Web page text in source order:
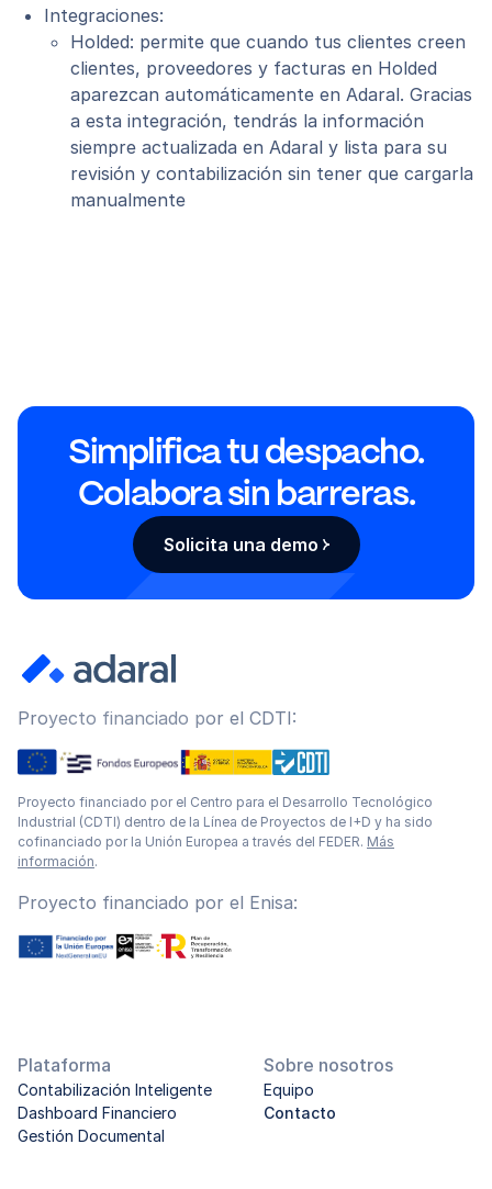
Integraciones:
Holded: permite que cuando tus clientes creen
clientes, proveedores y facturas en Holded
aparezcan automáticamente en Adaral. Gracias
a esta integración, tendrás la información
siempre actualizada en Adaral y lista para su
revisión y contabilización sin tener que cargarla
manualmente
Simplifica tu despacho.
Colabora sin barreras.
Solicita una demo
Proyecto financiado por el CDTI:
Proyecto financiado por el Centro para el Desarrollo Tecnológico
Industrial (CDTI) dentro de la Línea de Proyectos de I+D y ha sido
cofinanciado por la Unión Europea a través del FEDER. Más
información.
Proyecto financiado por el Enisa:
Plataforma
Contabilización Inteligente
Dashboard Financiero
Gestión Documental
Sobre nosotros
Equipo
Contacto